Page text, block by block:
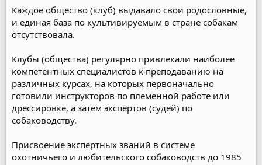
Каждое общество (клуб) выдавало свои родословные,
и единая база по культивируемым в стране собакам
отсутствовала.
Клубы (общества) регулярно привлекали наиболее
компетентных специалистов к преподаванию на
различных курсах, на которых первоначально
готовили инструкторов по племенной работе или
дрессировке, а затем экспертов (судей) по
собаководству.
Присвоение экспертных званий в системе
охотничьего и любительского собаководств до 1985